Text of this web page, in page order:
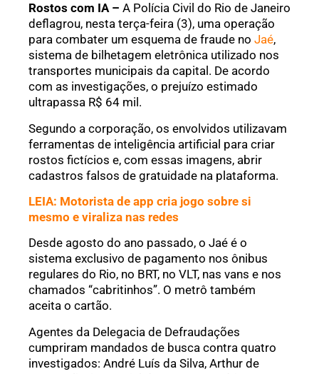
Rostos com IA – A Polícia Civil do Rio de Janeiro
deflagrou, nesta terça-feira (3), uma operação
para combater um esquema de fraude no Jaé,
sistema de bilhetagem eletrônica utilizado nos
transportes municipais da capital. De acordo
com as investigações, o prejuízo estimado
ultrapassa R$ 64 mil.
Segundo a corporação, os envolvidos utilizavam
ferramentas de inteligência artificial para criar
rostos fictícios e, com essas imagens, abrir
cadastros falsos de gratuidade na plataforma.
LEIA: Motorista de app cria jogo sobre si
mesmo e viraliza nas redes
Desde agosto do ano passado, o Jaé é o
sistema exclusivo de pagamento nos ônibus
regulares do Rio, no BRT, no VLT, nas vans e nos
chamados “cabritinhos”. O metrô também
aceita o cartão.
Agentes da Delegacia de Defraudações
cumpriram mandados de busca contra quatro
investigados: André Luís da Silva, Arthur de